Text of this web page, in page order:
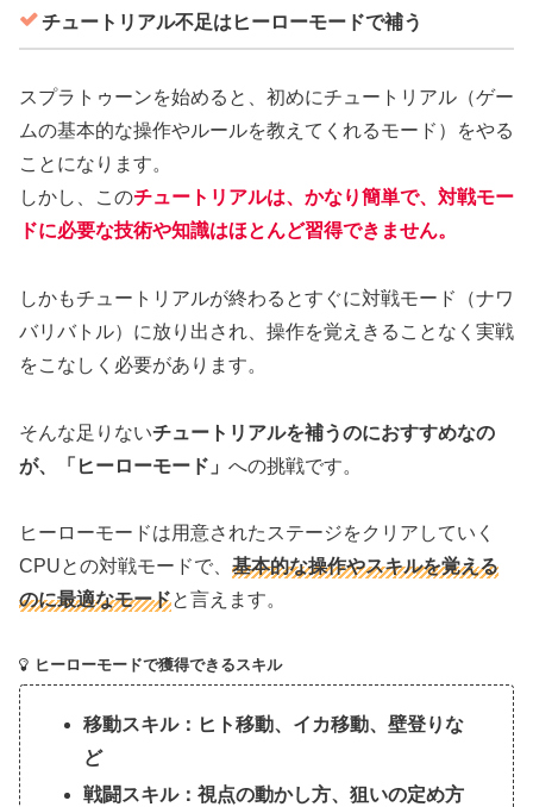
チュートリアル不足はヒーローモードで補う
スプラトゥーンを始めると、初めにチュートリアル（ゲー
ムの基本的な操作やルールを教えてくれるモード）をやる
ことになります。
しかし、このチュートリアルは、 かなり簡単で、対戦モー
ドに必要な技術や知識はほとんど習得できません。
しかもチュートリアルが終わるとすぐに対戦モード（ナワ
バリバトル）に放り出され、操作を覚えきることなく実戦
をこなしく必要があります。
そんな足りないチュートリアルを補うのにおすすめなの
が、「ヒーローモード」 への挑戦です。
ヒーローモードは用意されたステージをクリアしていく
CPUとの対戦モードで、 基本的な操作やスキルを覚える
のに最適なモードと言えます。
ヒーローモードで獲得できるスキル
移動スキル：ヒト移動、イカ移動、壁登りな
ど
戦闘スキル：視点の動かし方、狙いの定め方